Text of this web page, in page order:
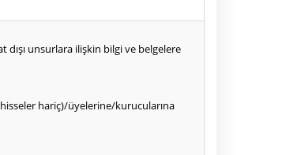
dışı unsurlara ilişkin bilgi ve belgelere
hariç)/üyelerine/kurucularına